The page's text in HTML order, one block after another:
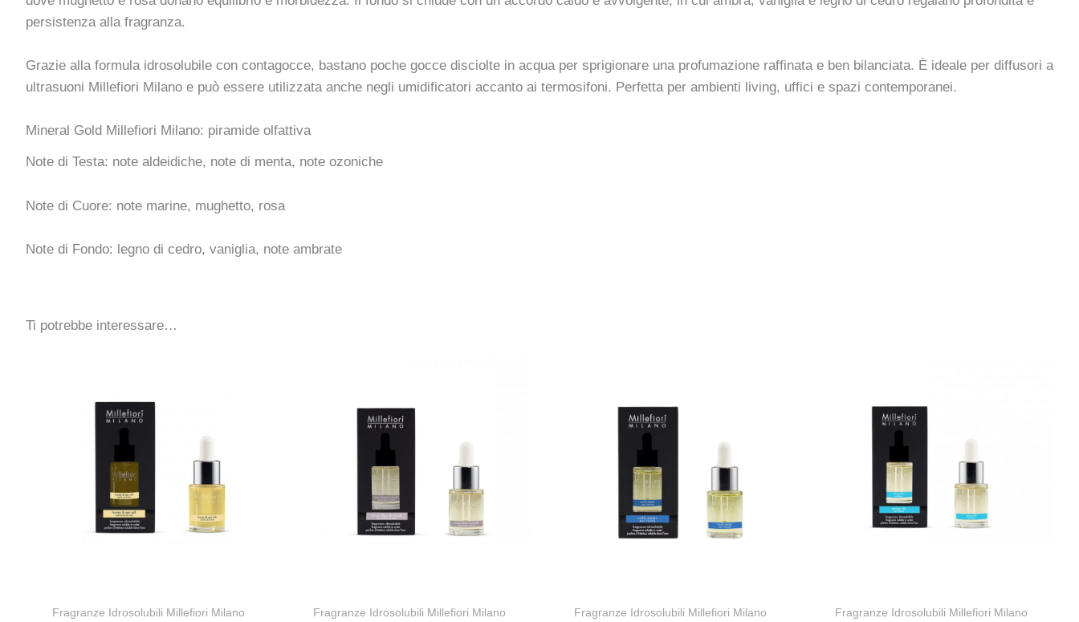
persistenza alla fragranza.
Grazie alla formula idrosolubile con contagocce, bastano poche gocce disciolte in acqua per sprigionare una profumazione raffinata e ben bilanciata. È ideale per diffusori a
ultrasuoni Millefiori Milano e può essere utilizzata anche negli umidificatori accanto ai termosifoni. Perfetta per ambienti living, uffici e spazi contemporanei.
Mineral Gold Millefiori Milano: piramide olfattiva
Note di Testa: note aldeidiche, note di menta, note ozoniche
Note di Cuore: note marine, mughetto, rosa
Note di Fondo: legno di cedro, vaniglia, note ambrate
Ti potrebbe interessare…
Fragranze Idrosolubili Millefiori Milano Fragranze Idrosolubili Millefiori Milano Fragranze Idrosolubili Millefiori Milano Fragranze Idrosolubili Millefiori Milano